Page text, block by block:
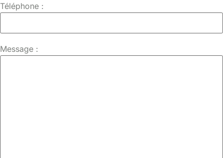
Téléphone :
Message :